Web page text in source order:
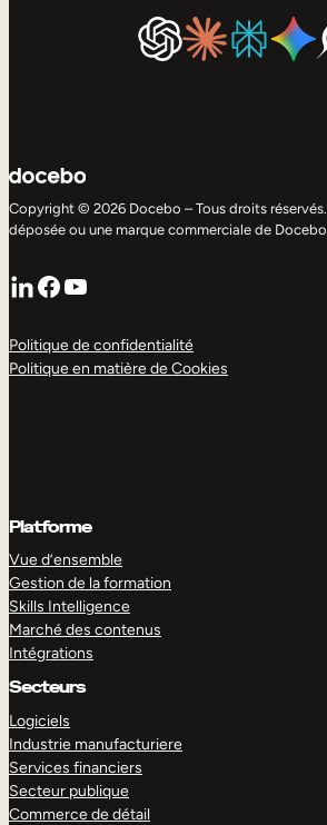
Copyright © 2026 Docebo – Tous droits
déposée ou une marque commerciale de
LinkedIn
Facebook
YouTube
Politique de confidentialité
Politique en matière de Cookies
Platforme
Vue d’ensemble
Gestion de la formation
Skills Intelligence
Marché des contenus
Intégrations
Secteurs
Logiciels
Industrie manufacturiere
Services financiers
Secteur publique
Commerce de détail